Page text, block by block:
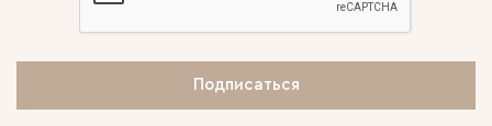
Подписаться